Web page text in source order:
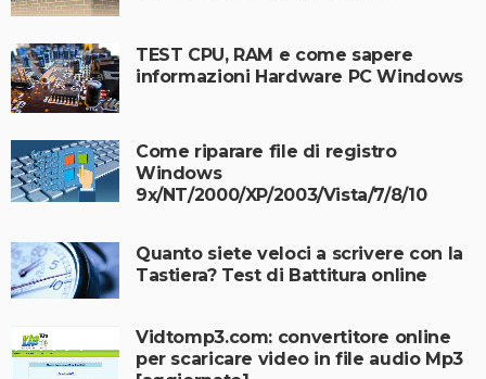
TEST CPU, RAM e come sapere
informazioni Hardware PC Windows
Come riparare file di registro
Windows
9x/NT/2000/XP/2003/Vista/7/8/10
Quanto siete veloci a scrivere con la
Tastiera? Test di Battitura online
Vidtomp3.com: convertitore online
per scaricare video in file audio Mp3